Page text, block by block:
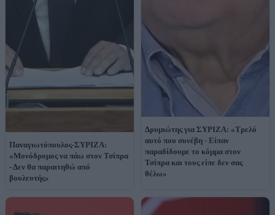
Παναγιωτόπουλος-ΣΥΡΙΖΑ:
«Μονόδρομος να πάω στον Τσίπρα
- Δεν θα παραιτηθώ από
βουλευτής»
Δρυμιώτης για ΣΥΡΙΖΑ: «Τρελό
αυτό που συνέβη - Είπαν
παραδίδουμε το κόμμα στον
Τσίπρα και τους είπε δεν σας
θέλω»